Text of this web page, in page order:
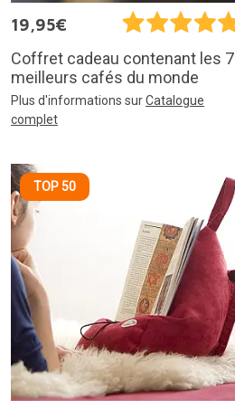
19,95€
Coffret cadeau contenant les 7
meilleurs cafés du monde
Plus d'informations surCatalogue
complet
TOP 50